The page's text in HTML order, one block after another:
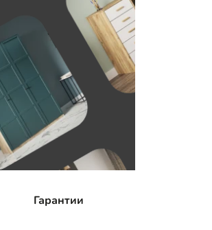
Гарантии